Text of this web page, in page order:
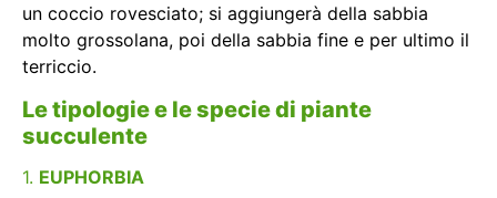
un coccio rovesciato; si aggiungerà della sabbia
molto grossolana, poi della sabbia fine e per ultimo il
terriccio.
Le tipologie e le specie di piante
succulente
1. EUPHORBIA